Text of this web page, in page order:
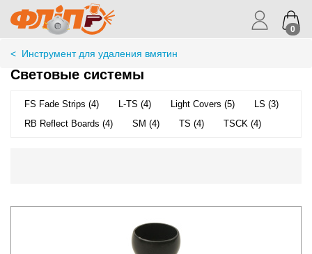
0
< Инструмент для удаления вмятин
Световые системы
FS Fade Strips (4) L-TS (4) Light Covers (5)
LS (3)
RB Reflect Boards (4)
SM (4) TS (4) TSCK (4)